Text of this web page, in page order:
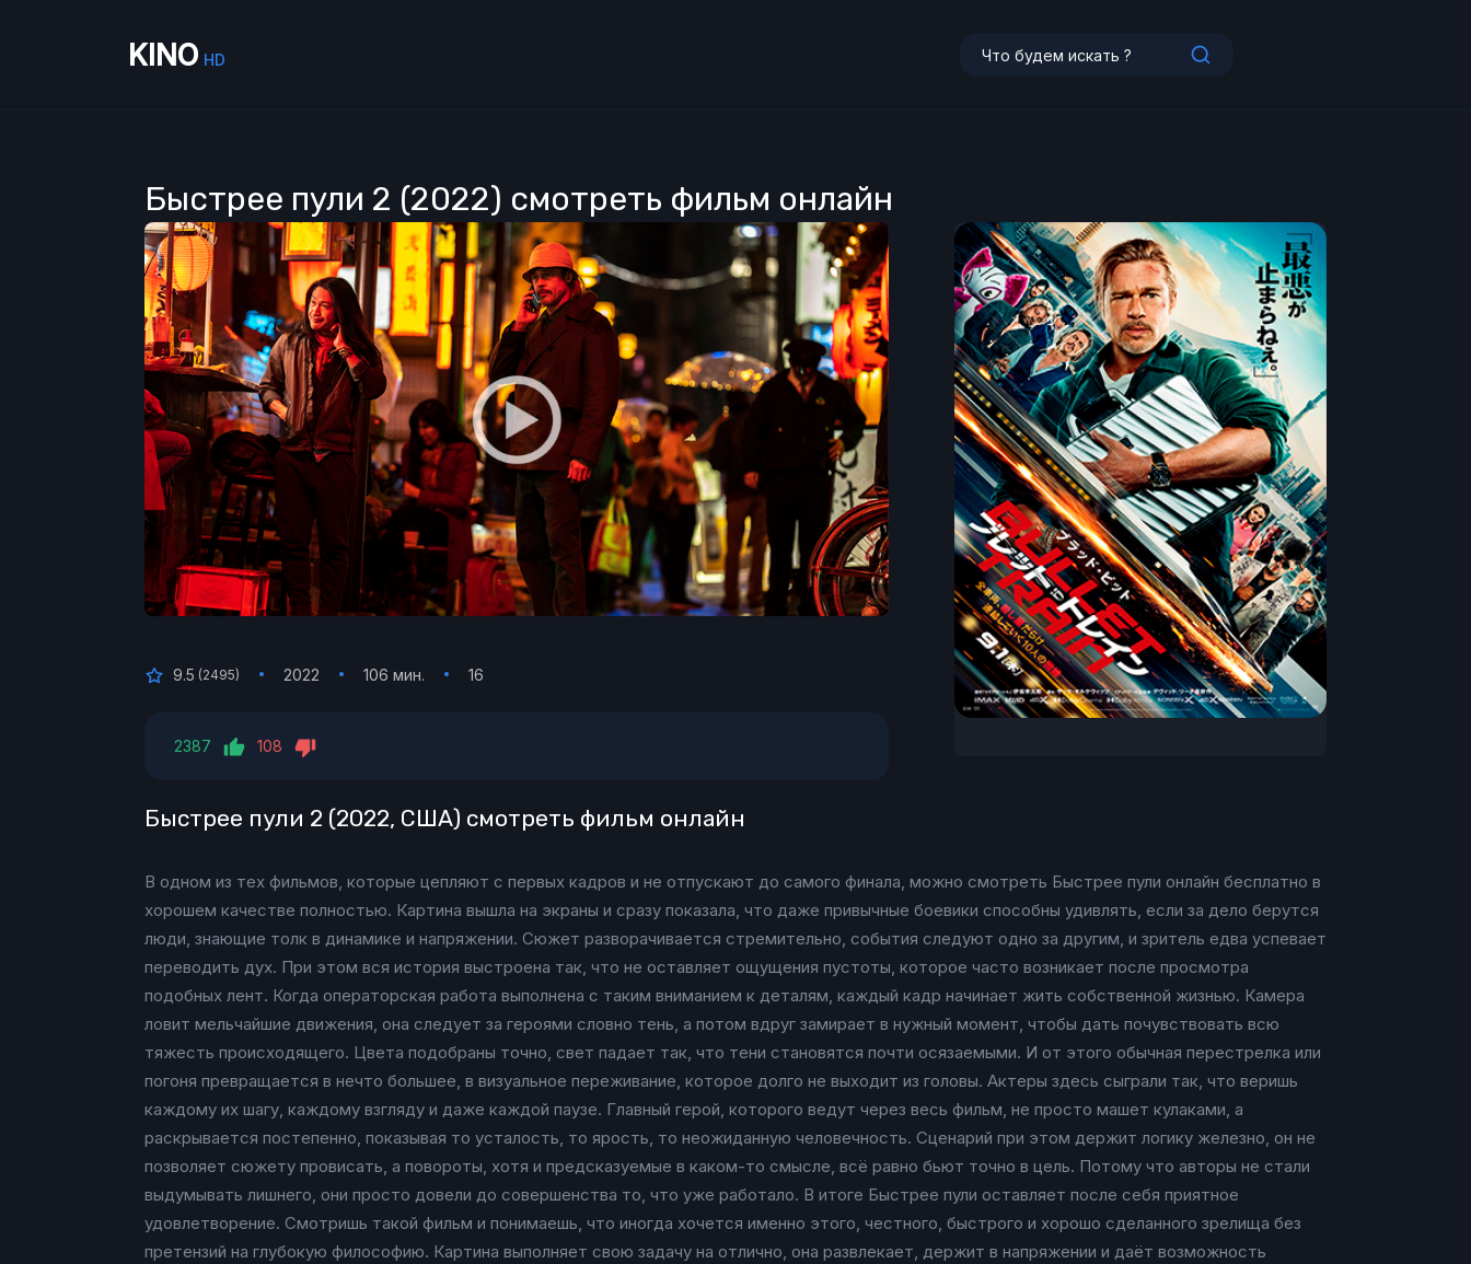
KINO HD
Быстрее пули 2 (2022) смотреть фильм онлайн
9.5 (2495) 2022 106 мин. 16
2387 108
Быстрее пули 2 (2022, США) смотреть фильм онлайн
В одном из тех фильмов, которые цепляют с первых кадров и не отпускают до самого финала, можно смотреть Быстрее пули онлайн бесплатно в
хорошем качестве полностью. Картина вышла на экраны и сразу показала, что даже привычные боевики способны удивлять, если за дело берутся
люди, знающие толк в динамике и напряжении. Сюжет разворачивается стремительно, события следуют одно за другим, и зритель едва успевает
переводить дух. При этом вся история выстроена так, что не оставляет ощущения пустоты, которое часто возникает после просмотра
подобных лент. Когда операторская работа выполнена с таким вниманием к деталям, каждый кадр начинает жить собственной жизнью. Камера
ловит мельчайшие движения, она следует за героями словно тень, а потом вдруг замирает в нужный момент, чтобы дать почувствовать всю
тяжесть происходящего. Цвета подобраны точно, свет падает так, что тени становятся почти осязаемыми. И от этого обычная перестрелка или
погоня превращается в нечто большее, в визуальное переживание, которое долго не выходит из головы. Актеры здесь сыграли так, что веришь
каждому их шагу, каждому взгляду и даже каждой паузе. Главный герой, которого ведут через весь фильм, не просто машет кулаками, а
раскрывается постепенно, показывая то усталость, то ярость, то неожиданную человечность. Сценарий при этом держит логику железно, он не
позволяет сюжету провисать, а повороты, хотя и предсказуемые в каком-то смысле, всё равно бьют точно в цель. Потому что авторы не стали
выдумывать лишнего, они просто довели до совершенства то, что уже работало. В итоге Быстрее пули оставляет после себя приятное
удовлетворение. Смотришь такой фильм и понимаешь, что иногда хочется именно этого, честного, быстрого и хорошо сделанного зрелища без
претензий на глубокую философию. Картина выполняет свою задачу на отлично, она развлекает, держит в напряжении и даёт возможность